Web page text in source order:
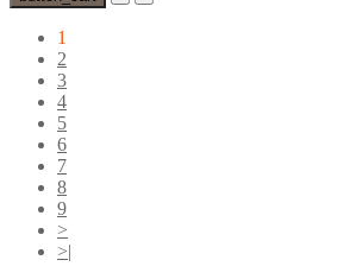
1
2
3
4
5
6
7
8
9
>
>|